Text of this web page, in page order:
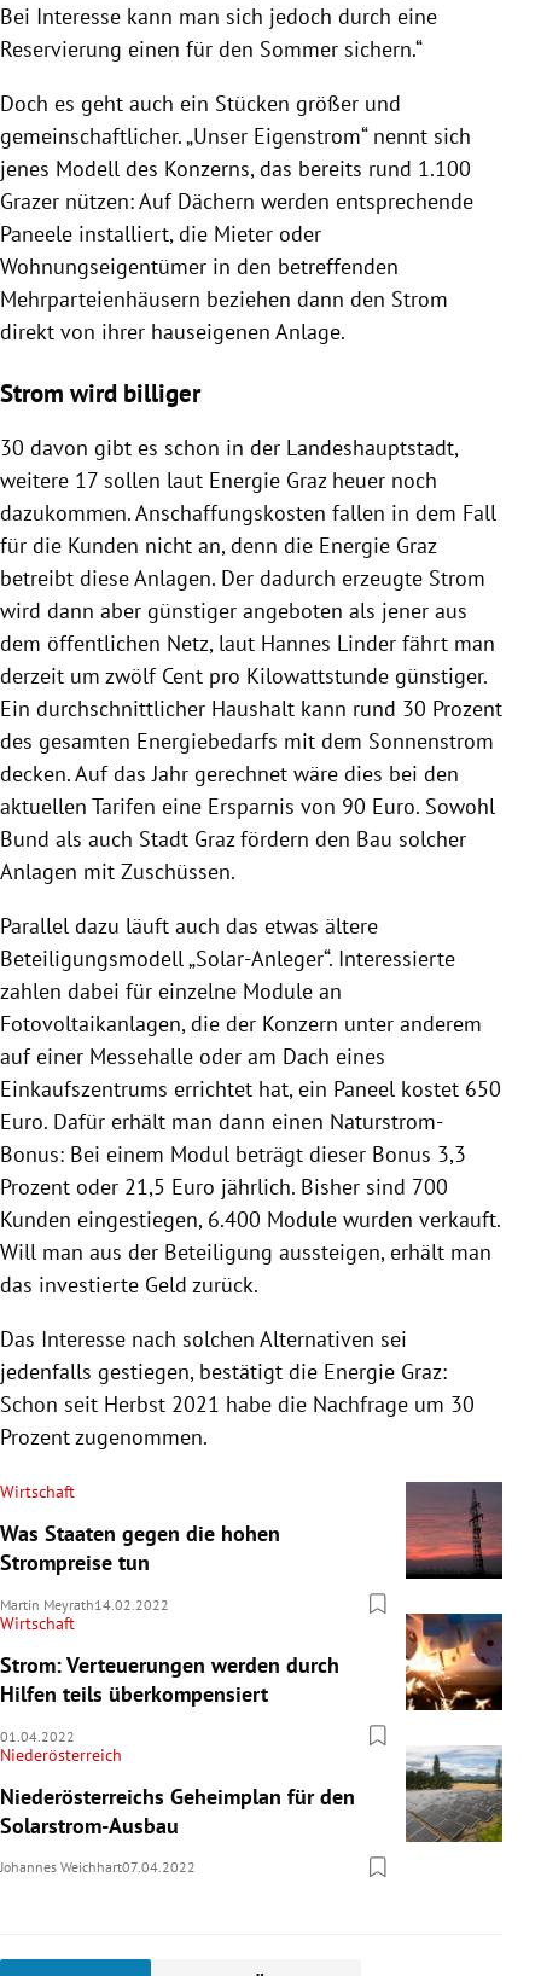
Bei Interesse kann man sich jedoch durch eine
Reservierung einen für den Sommer sichern.“
Doch es geht auch ein Stücken größer und
gemeinschaftlicher. „Unser Eigenstrom“ nennt sich
jenes Modell des Konzerns, das bereits rund 1.100
Grazer nützen: Auf Dächern werden entsprechende
Paneele installiert, die Mieter oder
Wohnungseigentümer in den betreffenden
Mehrparteienhäusern beziehen dann den Strom
direkt von ihrer hauseigenen Anlage.
Strom wird billiger
30 davon gibt es schon in der Landeshauptstadt,
weitere 17 sollen laut Energie Graz heuer noch
dazukommen. Anschaffungskosten fallen in dem Fall
für die Kunden nicht an, denn die Energie Graz
betreibt diese Anlagen. Der dadurch erzeugte Strom
wird dann aber günstiger angeboten als jener aus
dem öffentlichen Netz, laut Hannes Linder fährt man
derzeit um zwölf Cent pro Kilowattstunde günstiger.
Ein durchschnittlicher Haushalt kann rund 30 Prozent
des gesamten Energiebedarfs mit dem Sonnenstrom
decken. Auf das Jahr gerechnet wäre dies bei den
aktuellen Tarifen eine Ersparnis von 90 Euro. Sowohl
Bund als auch Stadt Graz fördern den Bau solcher
Anlagen mit Zuschüssen.
Parallel dazu läuft auch das etwas ältere
Beteiligungsmodell „Solar-Anleger“. Interessierte
zahlen dabei für einzelne Module an
Fotovoltaikanlagen, die der Konzern unter anderem
auf einer Messehalle oder am Dach eines
Einkaufszentrums errichtet hat, ein Paneel kostet 650
Euro. Dafür erhält man dann einen Naturstrom-
Bonus: Bei einem Modul beträgt dieser Bonus 3,3
Prozent oder 21,5 Euro jährlich. Bisher sind 700
Kunden eingestiegen, 6.400 Module wurden verkauft.
Will man aus der Beteiligung aussteigen, erhält man
das investierte Geld zurück.
Das Interesse nach solchen Alternativen sei
jedenfalls gestiegen, bestätigt die Energie Graz:
Schon seit Herbst 2021 habe die Nachfrage um 30
Prozent zugenommen.
Wirtschaft
Was Staaten gegen die hohen
Strompreise tun
Martin Meyrath14.02.2022
Wirtschaft
Strom: Verteuerungen werden durch
Hilfen teils überkompensiert
01.04.2022
Niederösterreich
Niederösterreichs Geheimplan für den
Solarstrom-Ausbau
Johannes Weichhart07.04.2022